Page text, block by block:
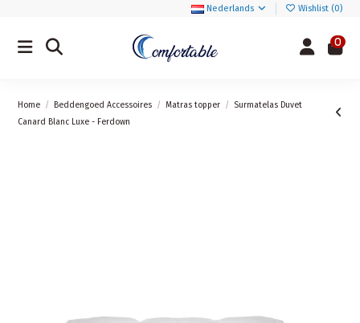
Nederlands Wishlist (0)
0
Home Beddengoed Accessoires Matras topper
Surmatelas Duvet
Canard Blanc Luxe - Ferdown